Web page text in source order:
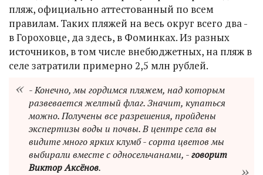
пляж, официально аттестованный по всем
правилам. Таких пляжей на весь округ всего два -
в Гороховце, да здесь, в Фоминках. Из разных
источников, в том числе внебюджетных, на пляж в
селе затратили примерно 2,5 млн рублей.
- Конечно, мы гордимся пляжем, над которым
развевается желтый флаг. Значит, купаться
можно. Получены все разрешения, пройдены
экспертизы воды и почвы. В центре села вы
видите много ярких клумб - сорта цветов мы
выбирали вместе с односельчанами, -говорит
Виктор Аксёнов.